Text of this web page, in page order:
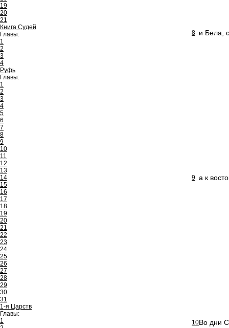
19
20
21
Книга Судей
Главы:
1
2
3
4
Руфь
Главы:
1
2
3
4
5
6
7
8
9
10
11
12
13
14
15
16
17
18
19
20
21
22
23
24
25
26
27
28
29
30
31
1-я Царств
Главы:
1
8 и Бела,
9 а к
10Во дни